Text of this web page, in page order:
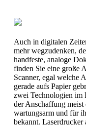
Auch in digitalen
mehr wegzudenken,
handfeste, analoge
finden Sie eine große
Scanner, egal welche
gerade aufs Papier
zwei Technologien im
der Anschaffung meist
wartungsarm und für
bekannt.